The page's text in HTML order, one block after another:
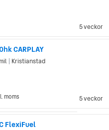
5 veckor
CARPLAY
5 veckor
Kristianstad
moms
FlexiFuel